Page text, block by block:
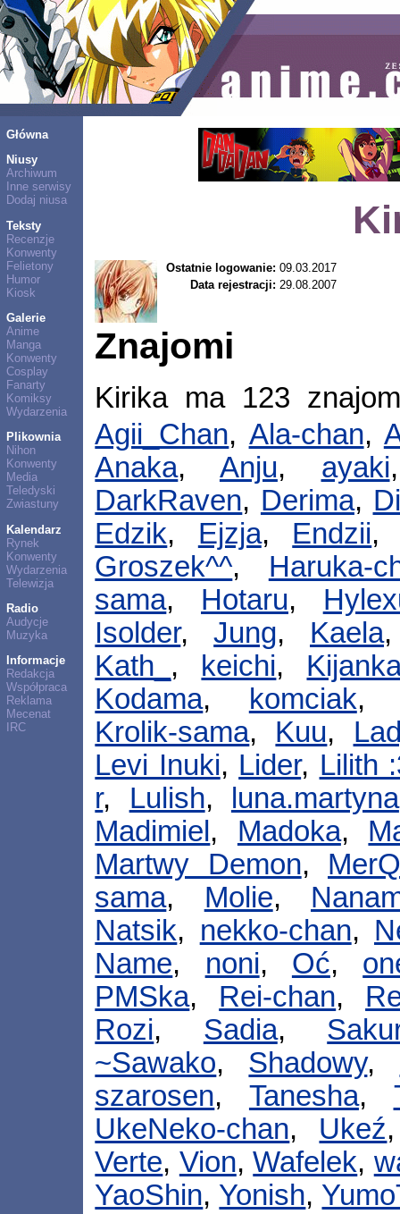
Główna
Niusy
Archiwum
Inne serwisy
Dodaj niusa
Teksty
Recenzje
Konwenty
Felietony
Humor
Kiosk
Galerie
Anime
Manga
Konwenty
Cosplay
Fanarty
Komiksy
Wydarzenia
Plikownia
Nihon
Konwenty
Media
Teledyski
Zwiastuny
Kalendarz
Rynek
Konwenty
Wydarzenia
Telewizja
Radio
Audycje
Muzyka
Informacje
Redakcja
Współpraca
Reklama
Mecenat
IRC
Ostatnie logowanie: 09.03.2017
Data rejestracji: 29.08.2007
Znajomi
Kirika ma 123
Agii_Chan, Ala-chan,
Anaka, Anju, ayaki
DarkRaven, Derima,
Edzik, Ejzja, Endzii
Groszek^^, Haruka-
sama, Hotaru,
Isolder,Jung, Kaela
Kath_ , keichi,
Kodama, komciak
Krolik-sama, Kuu,
Levi Inuki, Lider, Lilith
r, Lulish, luna.martyna
Madimiel , Madoka,
Martwy Demon,
sama, Molie,
Natsik, nekko-chan,
Name, noni, Oć,
PMSka, Rei-chan,
Rozi, Sadia,
~Sawako, Shadowy,
szarosen, Tanesha,
UkeNeko-chan, Ukeź
Verte, Vion,Wafelek,
YaoShin, Yonish,